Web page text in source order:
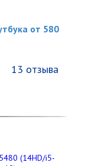
от 580
13 отзыва